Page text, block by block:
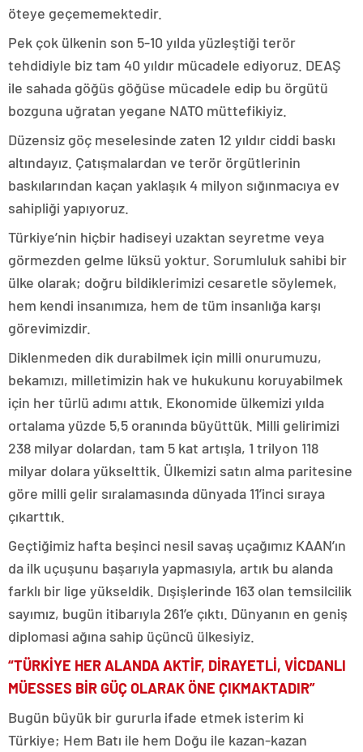
öteye geçememektedir.
Pek çok ülkenin son 5-10 yılda yüzleştiği terör
tehdidiyle biz tam 40 yıldır mücadele ediyoruz. DEAŞ
ile sahada göğüs göğüse mücadele edip bu örgütü
bozguna uğratan yegane NATO müttefikiyiz.
Düzensiz göç meselesinde zaten 12 yıldır ciddi baskı
altındayız. Çatışmalardan ve terör örgütlerinin
baskılarından kaçan yaklaşık 4 milyon sığınmacıya ev
sahipliği yapıyoruz.
Türkiye’nin hiçbir hadiseyi uzaktan seyretme veya
görmezden gelme lüksü yoktur. Sorumluluk sahibi bir
ülke olarak; doğru bildiklerimizi cesaretle söylemek,
hem kendi insanımıza, hem de tüm insanlığa karşı
görevimizdir.
Diklenmeden dik durabilmek için milli onurumuzu,
bekamızı, milletimizin hak ve hukukunu koruyabilmek
için her türlü adımı attık. Ekonomide ülkemizi yılda
ortalama yüzde 5,5 oranında büyüttük. Milli gelirimizi
238 milyar dolardan, tam 5 kat artışla, 1 trilyon 118
milyar dolara yükselttik. Ülkemizi satın alma paritesine
göre milli gelir sıralamasında dünyada 11’inci sıraya
çıkarttık.
Geçtiğimiz hafta beşinci nesil savaş uçağımız KAAN’ın
da ilk uçuşunu başarıyla yapmasıyla, artık bu alanda
farklı bir lige yükseldik. Dışişlerinde 163 olan temsilcilik
sayımız, bugün itibarıyla 261’e çıktı. Dünyanın en geniş
diplomasi ağına sahip üçüncü ülkesiyiz.
“TÜRKİYE HER ALANDA AKTİF, DİRAYETLİ, VİCDANLI
MÜESSES BİR GÜÇ OLARAK ÖNE ÇIKMAKTADIR”
Bugün büyük bir gururla ifade etmek isterim ki
Türkiye; Hem Batı ile hem Doğu ile kazan-kazan